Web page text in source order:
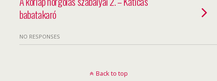
babatakaró
NO RESPONSES
Back to top